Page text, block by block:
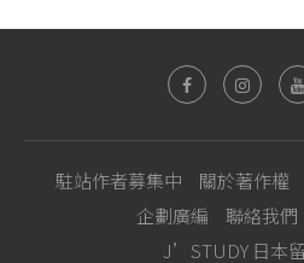
駐站作者募集中 關於著作權
企劃廣編
聯絡我們
J’STUDY 日本